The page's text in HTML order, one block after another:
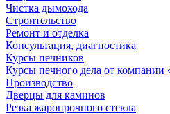
Чистка дымохода
Строительство
Ремонт и отделка
Консультация, диагностика
Курсы печников
Курсы печного дела от
Производство
Дверцы для каминов
Резка жаропрочного стекла